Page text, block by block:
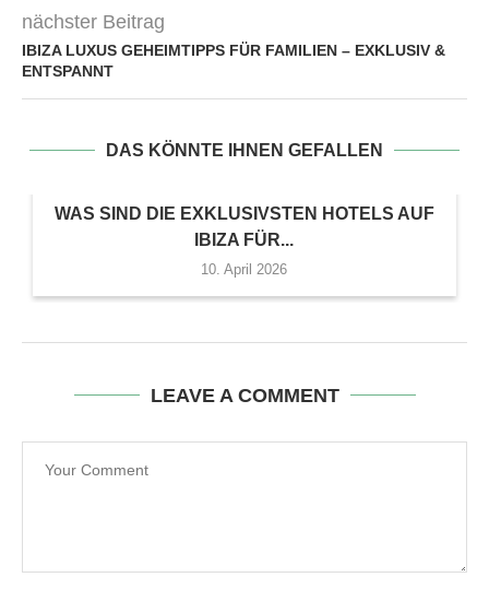
nächster Beitrag
IBIZA LUXUS GEHEIMTIPPS FÜR FAMILIEN – EXKLUSIV &
ENTSPANNT
DAS KÖNNTE IHNEN GEFALLEN
WAS SIND DIE EXKLUSIVSTEN HOTELS AUF
IBIZA FÜR...
10. April 2026
LEAVE A COMMENT